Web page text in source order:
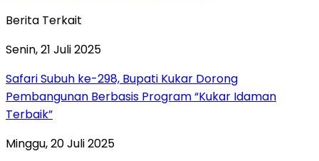
Berita Terkait
Senin, 21 Juli 2025
Safari Subuh ke-298, Bupati Kukar Dorong
Pembangunan Berbasis Program “Kukar Idaman
Terbaik”
Minggu, 20 Juli 2025